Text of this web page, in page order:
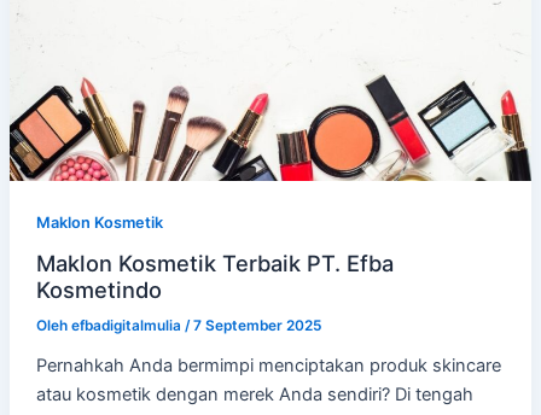
Maklon Kosmetik
Maklon Kosmetik Terbaik PT. Efba
Kosmetindo
Oleh efbadigitalmulia /7 September 2025
Pernahkah Anda bermimpi menciptakan produk skincare
atau kosmetik dengan merek Anda sendiri? Di tengah